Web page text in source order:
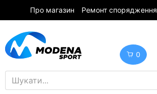
Про магазин Ремонт спорядження
0